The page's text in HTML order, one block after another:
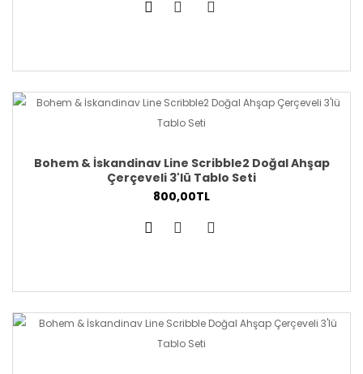
Bohem & İskandinav Line Scribble2 Doğal Ahşap
Çerçeveli 3'lü Tablo Seti
800,00TL